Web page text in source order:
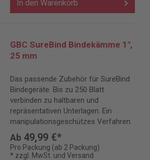
In den Warenkorb
GBC SureBind Bindekämme 1",
25 mm
Das passende Zubehör für SureBind
Bindegeräte. Bis zu 250 Blatt
verbinden zu haltbaren und
repräsentativen Unterlagen. Ein
manipulationsgeschützes Verfahren.
Ab 49,99 €*
Pro Packung (ab 2 Packung)
* zzgl. MwSt. und Versand